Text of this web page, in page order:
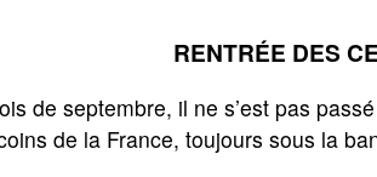
RENTRÉE DES
de septembre, il ne s’est pas
de la France, toujours sous la